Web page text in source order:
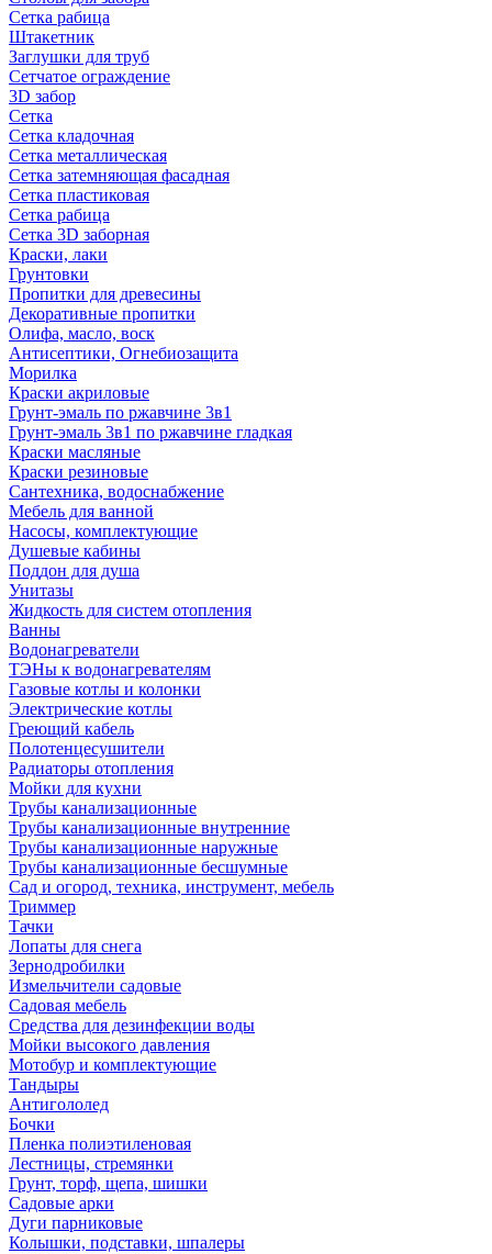
Сетка рабица
Штакетник
Заглушки для труб
Сетчатое ограждение
3D забор
Сетка
Сетка кладочная
Сетка металлическая
Сетка затемняющая фасадная
Сетка пластиковая
Сетка рабица
Сетка 3D заборная
Краски, лаки
Грунтовки
Пропитки для древесины
Декоративные пропитки
Олифа, масло, воск
Антисептики, Огнебиозащита
Морилка
Краски акриловые
Грунт-эмаль по ржавчине 3в1
Грунт-эмаль 3в1 по ржавчине гладкая
Краски масляные
Краски резиновые
Сантехника, водоснабжение
Мебель для ванной
Насосы, комплектующие
Душевые кабины
Поддон для душа
Унитазы
Жидкость для систем отопления
Ванны
Водонагреватели
ТЭНы к водонагревателям
Газовые котлы и колонки
Электрические котлы
Греющий кабель
Полотенцесушители
Радиаторы отопления
Мойки для кухни
Трубы канализационные
Трубы канализационные внутренние
Трубы канализационные наружные
Трубы канализационные бесшумные
Сад и огород, техника, инструмент, мебель
Триммер
Тачки
Лопаты для снега
Зернодробилки
Измельчители садовые
Садовая мебель
Средства для дезинфекции воды
Мойки высокого давления
Мотобур и комплектующие
Тандыры
Антигололед
Бочки
Пленка полиэтиленовая
Лестницы, стремянки
Грунт, торф, щепа, шишки
Садовые арки
Дуги парниковые
Колышки, подставки, шпалеры